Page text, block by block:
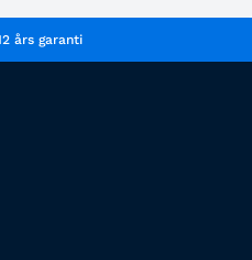
års garanti